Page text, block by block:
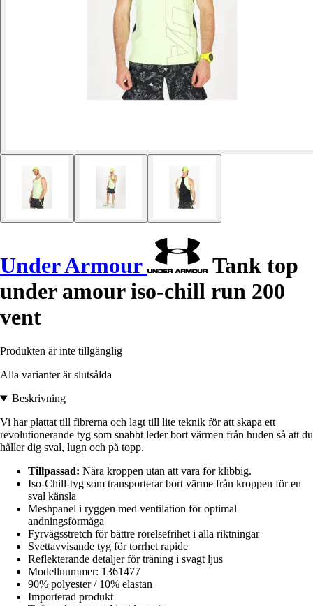
Under Armour
Tank top
under amour iso-chill run 200
vent
Produkten är inte tillgänglig
Alla varianter är slutsålda
Beskrivning
Vi har plattat till fibrerna och lagt till lite teknik för att skapa ett
revolutionerande tyg som snabbt leder bort värmen från huden så att du
håller dig sval, lugn och på topp.
Tillpassad: Nära kroppen utan att vara för klibbig.
Iso-Chill-tyg som transporterar bort värme från kroppen för en
sval känsla
Meshpanel i ryggen med ventilation för optimal
andningsförmåga
Fyrvägsstretch för bättre rörelsefrihet i alla riktningar
Svettavvisande tyg för torrhet rapide
Reflekterande detaljer för träning i svagt ljus
Modellnummer: 1361477
90% polyester / 10% elastan
Importerad produkt